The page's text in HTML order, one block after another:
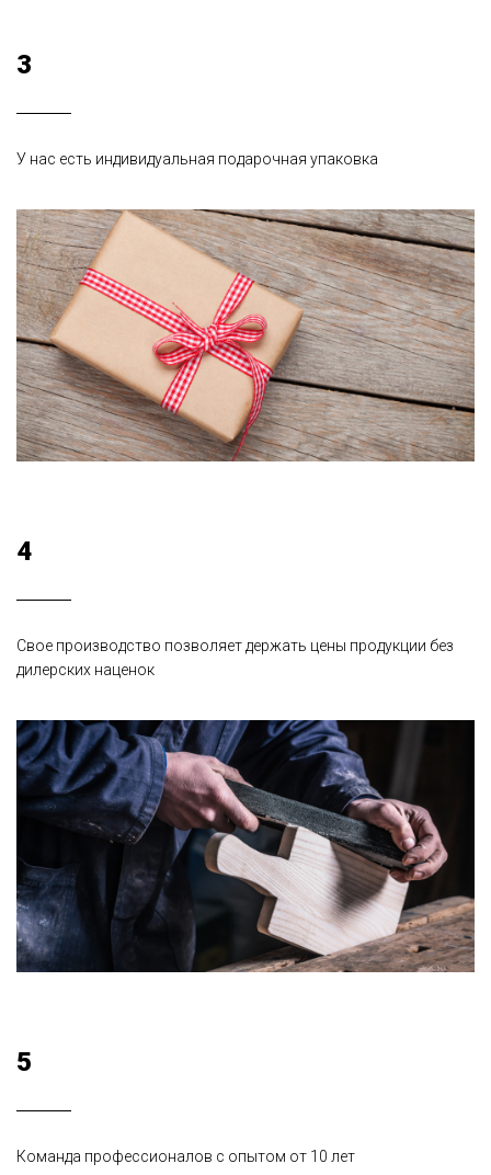
3
У нас есть индивидуальная подарочная упаковка
4
Свое производство позволяет держать цены продукции без
дилерских наценок
5
Команда профессионалов с опытом от 10 лет